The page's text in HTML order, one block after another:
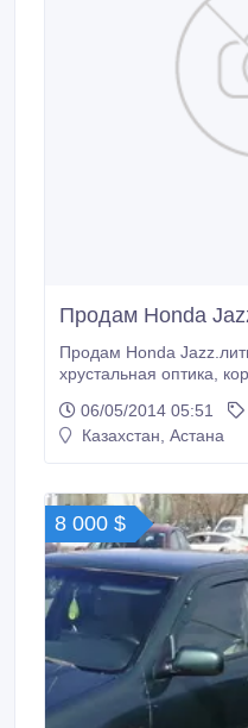
Продам Honda
Продам Honda Jazz.литые диски, биксенон,
хрустальная оптика, корректор фар, обогрев зеркал,
спортивный режим, сигнализация, автозавод,
центрозамок, кондиционер, бортовой компьютер,
06/05/2014 05:51
Казахстан, Астана
8 000 $